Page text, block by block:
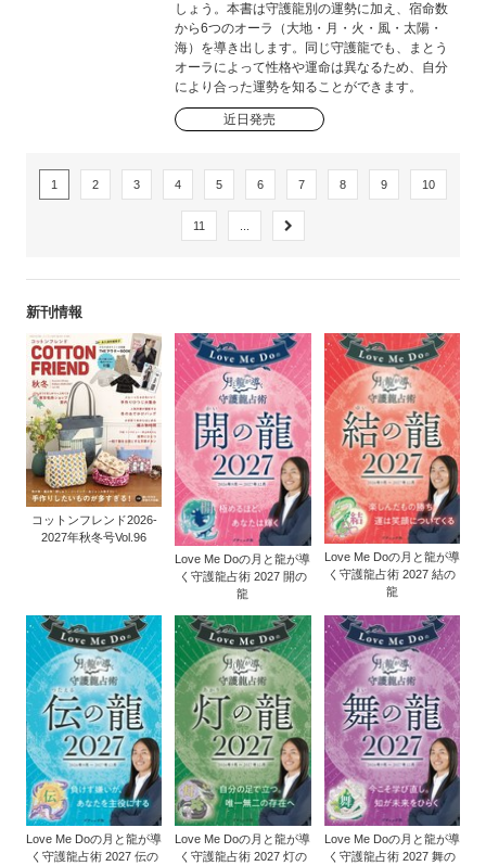
しょう。本書は守護龍別の運勢に加え、宿命数
から6つのオーラ（大地・月・火・風・太陽・
海）を導き出します。同じ守護龍でも、まとう
オーラによって性格や運命は異なるため、自分
により合った運勢を知ることができます。
近日発売
1 2 3 4 5 6 7 8 9 10
11
新刊情報
コットンフレンド2026-
2027年秋冬号Vol.96
Love Me Doの月と龍が導
く守護龍占術 2027 開の
龍
Love Me Doの月と龍が導
く守護龍占術 2027 結の
龍
Love Me Doの月と龍が導
く守護龍占術 2027 伝の
Love Me Doの月と龍が導
く守護龍占術 2027 灯の
Love Me Doの月と龍が導
く守護龍占術 2027 舞の